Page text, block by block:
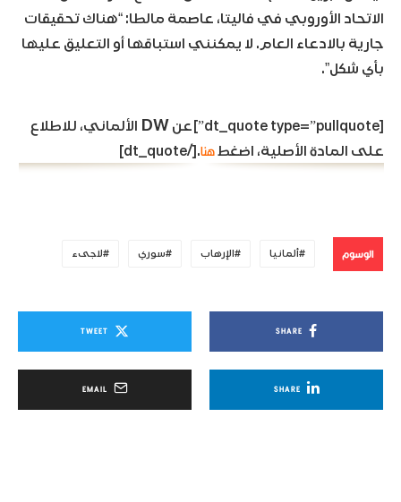
الاتحاد الأوروبي في فاليتا، عاصمة مالطا: “هناك تحقيقات
جارية بالادعاء العام. لا يمكنني استباقها أو التعليق عليها
بأي شكل”.
[dt_quote type=”pullquote”]عن DW الألماني، للاطلاع
على المادة الأصلية، اضغطهنا.[/dt_quote]
الوسوم ألمانيا الإرهاب سوري لاجىء
SHARE
TWEET
SHARE
EMAIL